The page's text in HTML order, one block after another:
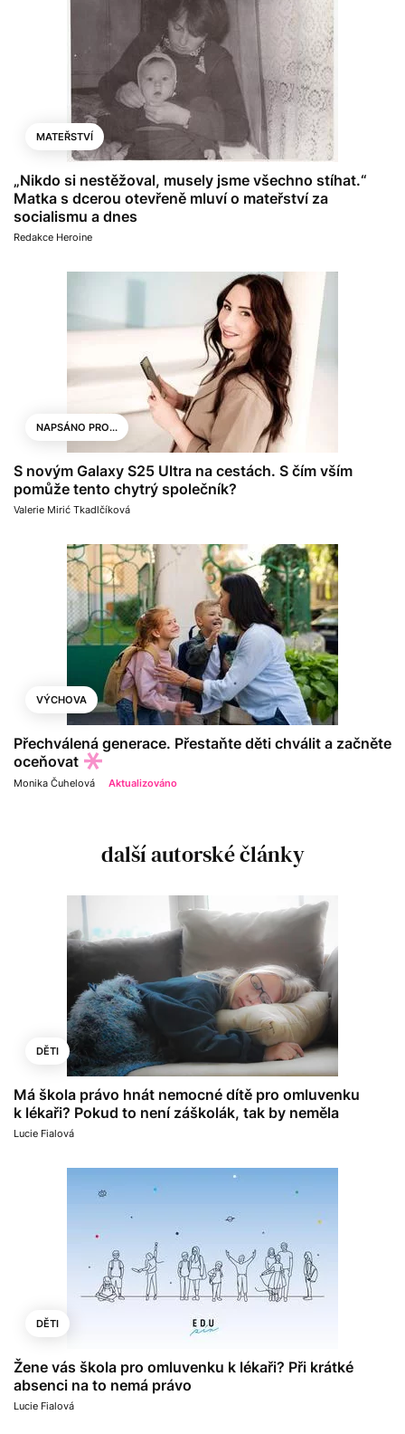
MATEŘSTVÍ
„Nikdo si nestěžoval, musely jsme všechno stíhat.“
Matka s dcerou otevřeně mluví o mateřství za
socialismu a dnes
Redakce Heroine
NAPSÁNO PRO...
S novým Galaxy S25 Ultra na cestách. S čím vším
pomůže tento chytrý společník?
Valerie Mirić Tkadlčíková
VÝCHOVA
Přechválená generace. Přestaňte děti chválit a začněte
oceňovat
Monika Čuhelová Aktualizováno
další autorské články
DĚTI
Má škola právo hnát nemocné dítě pro omluvenku
k lékaři? Pokud to není záškolák, tak by neměla
Lucie Fialová
DĚTI
Žene vás škola pro omluvenku k lékaři? Při krátké
absenci na to nemá právo
Lucie Fialová